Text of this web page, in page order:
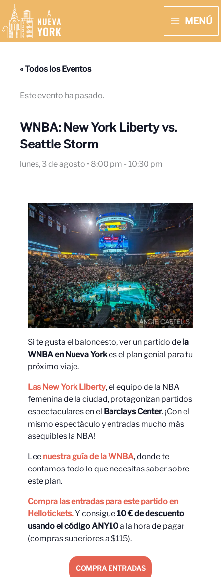
contenido
MENÚ
« Todos los Eventos
Este evento ha pasado.
WNBA: New York Liberty vs.
Seattle Storm
lunes, 3 de agosto • 8:00 pm - 10:30 pm
Si te gusta el baloncesto, ver un partido de la
WNBA en Nueva Yorkes el plan genial para tu
próximo viaje.
Las New York Liberty, el equipo de la NBA
femenina de la ciudad, protagonizan partidos
espectaculares en el Barclays Center. ¡Con el
mismo espectáculo y entradas mucho más
asequibles la NBA!
Lee nuestra guía de la WNBA, donde te
contamos todo lo que necesitas saber sobre
este plan.
Compra las entradas para este partido en
Hellotickets.Y consigue10 € de descuento
usando el código ANY10a la hora de pagar
(compras superiores a $115).
COMPRA ENTRADAS